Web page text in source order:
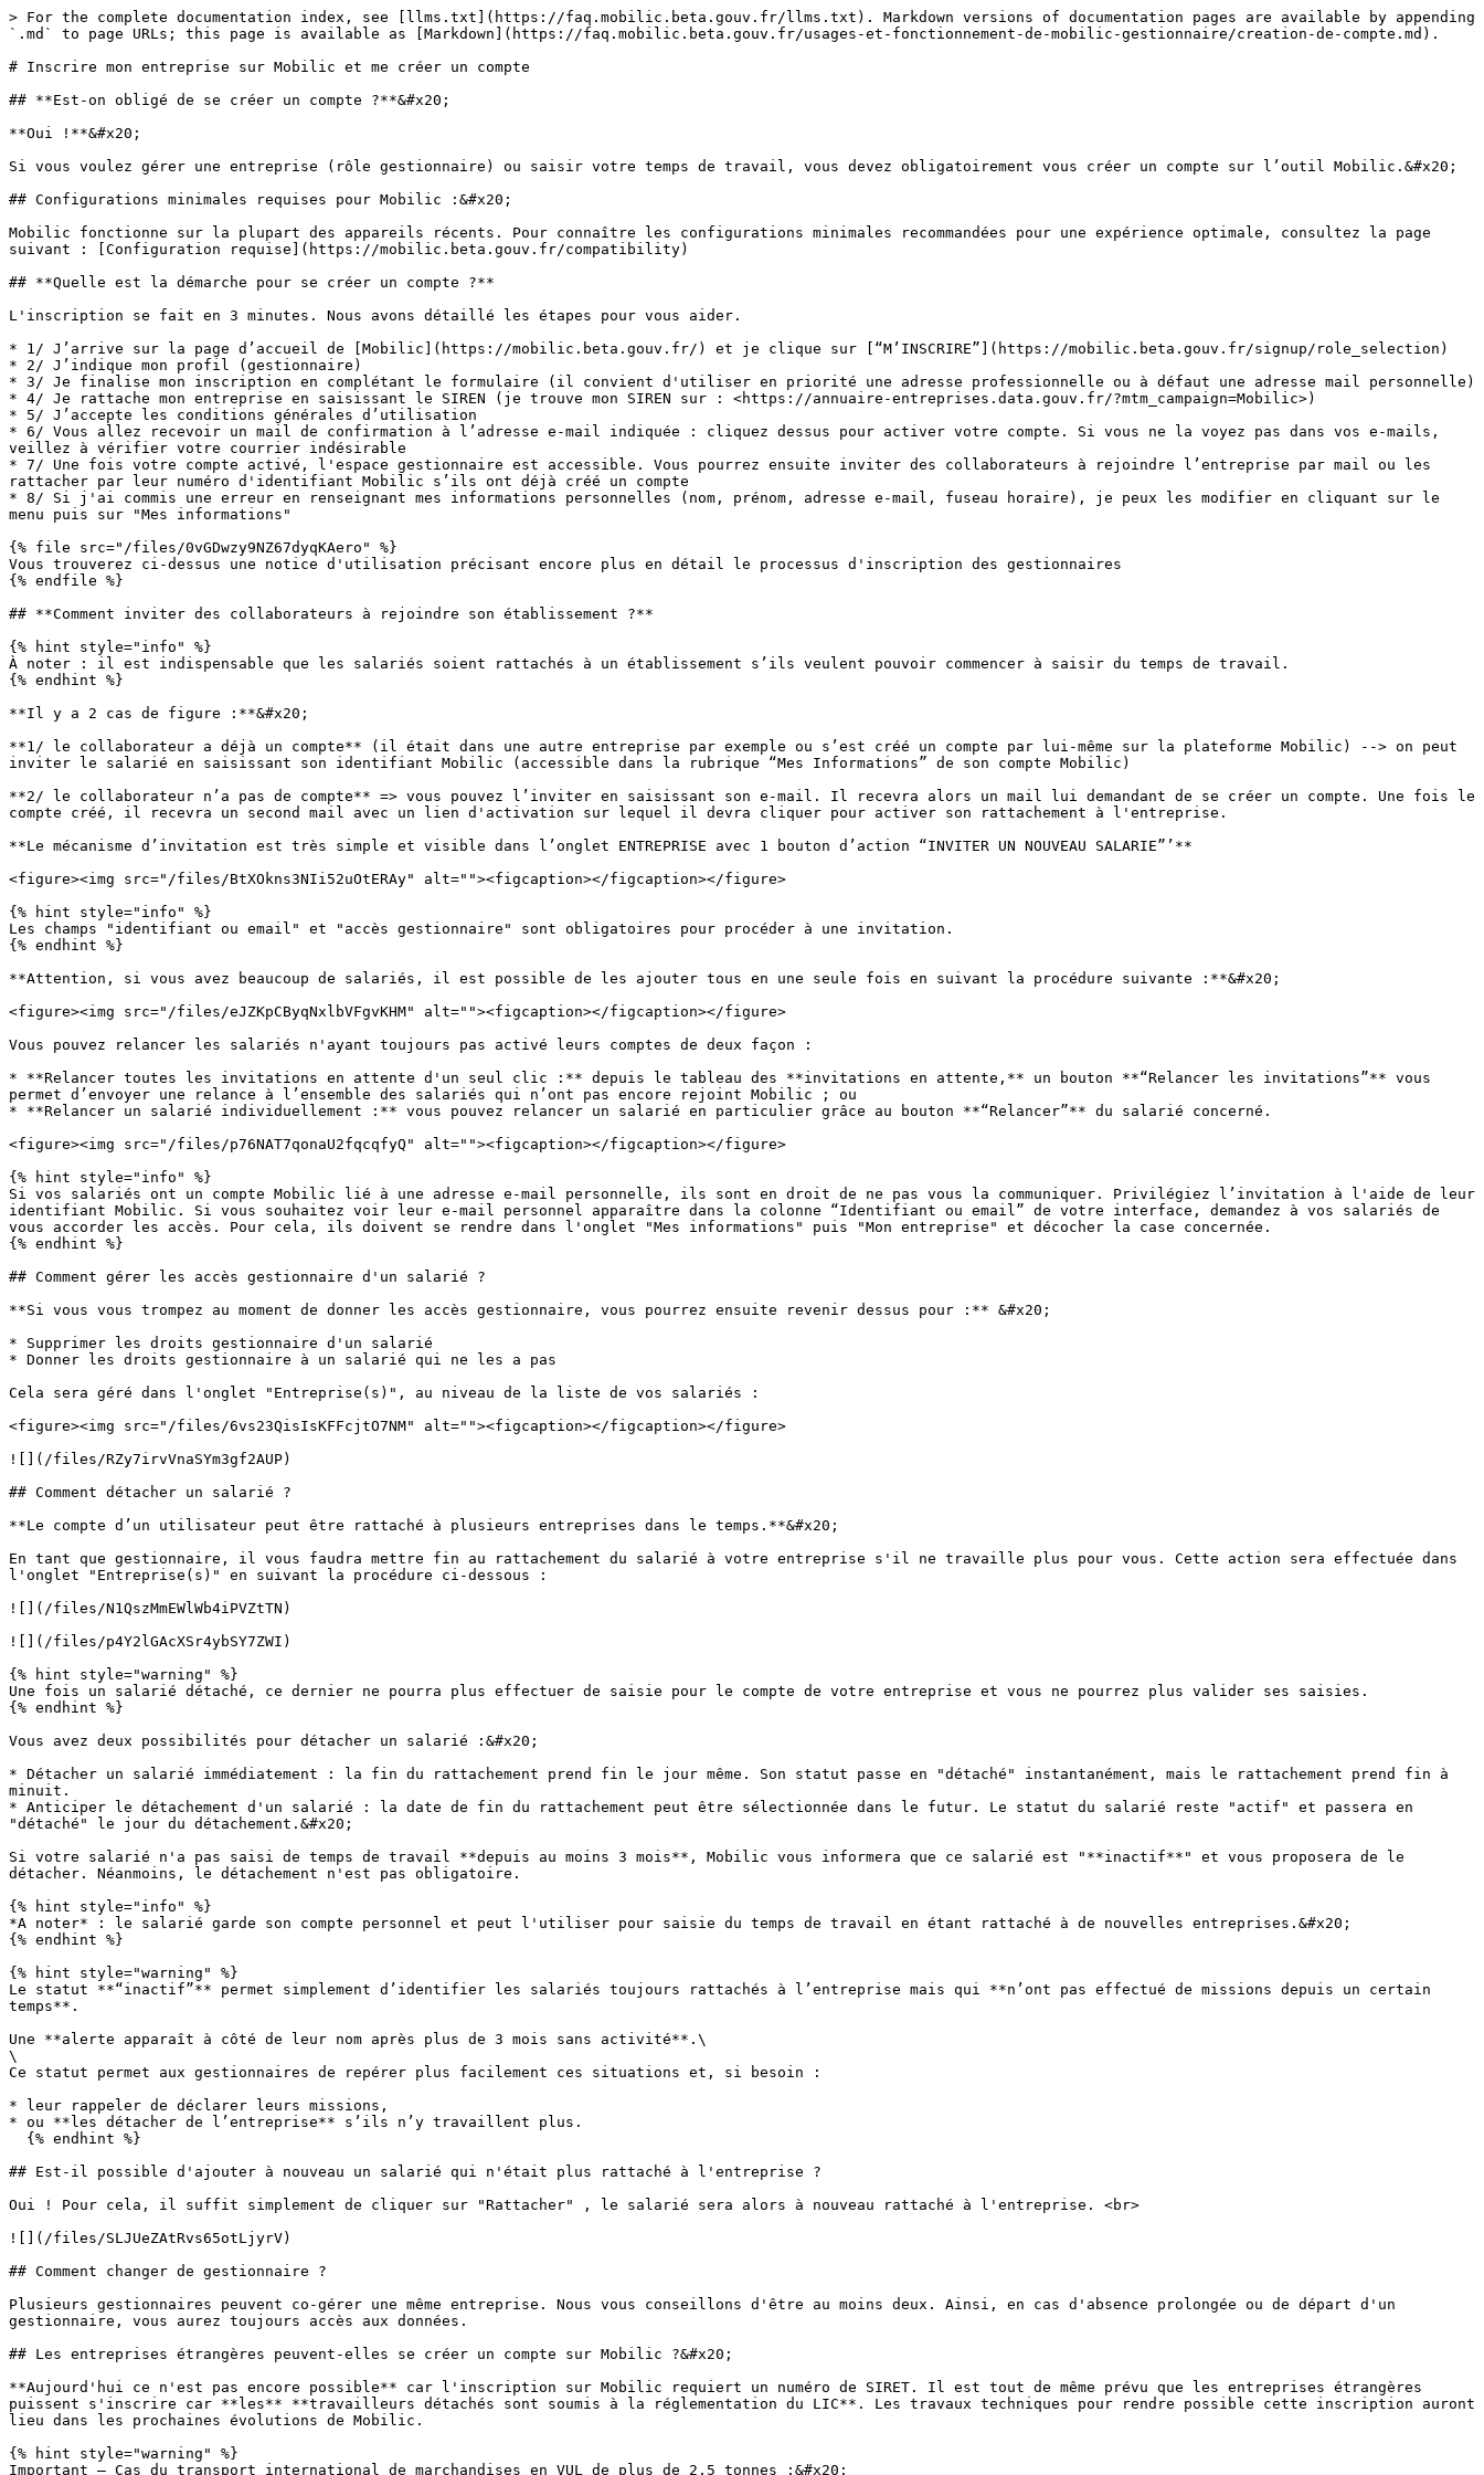
> For the complete documentation index, see [llms.txt](https://faq.mobilic.beta.gouv.fr/llms.txt). Markdown versions of documentation pages are available by appending
`.md` to page URLs; this page is available as [Markdown](https://faq.mobilic.beta.gouv.fr/usages-et-fonctionnement-de-mobilic-gestionnaire/creation-de-compte.md).
# Inscrire mon entreprise sur Mobilic et me créer un compte
## **Est-on obligé de se créer un compte ?**&#x20;
**Oui !**&#x20;
Si vous voulez gérer une entreprise (rôle gestionnaire) ou saisir votre temps de travail, vous devez obligatoirement vous créer un compte sur l’outil Mobilic.&#x20;
## Configurations minimales requises pour Mobilic :&#x20;
Mobilic fonctionne sur la plupart des appareils récents. Pour connaître les configurations minimales recommandées pour une expérience optimale, consultez la page
suivant : [Configuration requise](https://mobilic.beta.gouv.fr/compatibility)
## **Quelle est la démarche pour se créer un compte ?**
L'inscription se fait en 3 minutes. Nous avons détaillé les étapes pour vous aider.
* 1/ J’arrive sur la page d’accueil de [Mobilic](https://mobilic.beta.gouv.fr/) et je clique sur [“M’INSCRIRE”](https://mobilic.beta.gouv.fr/signup/role_selection)
* 2/ J’indique mon profil (gestionnaire)
* 3/ Je finalise mon inscription en complétant le formulaire (il convient d'utiliser en priorité une adresse professionnelle ou à défaut une adresse mail personnelle)
* 4/ Je rattache mon entreprise en saisissant le SIREN (je trouve mon SIREN sur : <https://annuaire-entreprises.data.gouv.fr/?mtm_campaign=Mobilic>)
* 5/ J’accepte les conditions générales d’utilisation
* 6/ Vous allez recevoir un mail de confirmation à l’adresse e-mail indiquée : cliquez dessus pour activer votre compte. Si vous ne la voyez pas dans vos e-mails,
veillez à vérifier votre courrier indésirable
* 7/ Une fois votre compte activé, l'espace gestionnaire est accessible. Vous pourrez ensuite inviter des collaborateurs à rejoindre l’entreprise par mail ou les
rattacher par leur numéro d'identifiant Mobilic s’ils ont déjà créé un compte
* 8/ Si j'ai commis une erreur en renseignant mes informations personnelles (nom, prénom, adresse e-mail, fuseau horaire), je peux les modifier en cliquant sur le
menu puis sur "Mes informations"
{% file src="/files/0vGDwzy9NZ67dyqKAero" %}
Vous trouverez ci-dessus une notice d'utilisation précisant encore plus en détail le processus d'inscription des gestionnaires
{% endfile %}
## **Comment inviter des collaborateurs à rejoindre son établissement ?**
{% hint style="info" %}
À noter : il est indispensable que les salariés soient rattachés à un établissement s’ils veulent pouvoir commencer à saisir du temps de travail.
{% endhint %}
**Il y a 2 cas de figure :**&#x20;
**1/ le collaborateur a déjà un compte** (il était dans une autre entreprise par exemple ou s’est créé un compte par lui-même sur la plateforme Mobilic) --> on peut
inviter le salarié en saisissant son identifiant Mobilic (accessible dans la rubrique “Mes Informations” de son compte Mobilic)
**2/ le collaborateur n’a pas de compte** => vous pouvez l’inviter en saisissant son e-mail. Il recevra alors un mail lui demandant de se créer un compte. Une fois le
compte créé, il recevra un second mail avec un lien d'activation sur lequel il devra cliquer pour activer son rattachement à l'entreprise.
**Le mécanisme d’invitation est très simple et visible dans l’onglet ENTREPRISE avec 1 bouton d’action “INVITER UN NOUVEAU SALARIE”’**
<figure><img src="/files/BtXOkns3NIi52uOtERAy" alt=""><figcaption></figcaption></figure>
{% hint style="info" %}
Les champs "identifiant ou email" et "accès gestionnaire" sont obligatoires pour procéder à une invitation.
{% endhint %}
**Attention, si vous avez beaucoup de salariés, il est possible de les ajouter tous en une seule fois en suivant la procédure suivante :**&#x20;
<figure><img src="/files/eJZKpCByqNxlbVFgvKHM" alt=""><figcaption></figcaption></figure>
Vous pouvez relancer les salariés n'ayant toujours pas activé leurs comptes de deux façon :
* **Relancer toutes les invitations en attente d'un seul clic :** depuis le tableau des **invitations en attente,** un bouton **“Relancer les invitations”** vous
permet d’envoyer une relance à l’ensemble des salariés qui n’ont pas encore rejoint Mobilic ; ou
* **Relancer un salarié individuellement :** vous pouvez relancer un salarié en particulier grâce au bouton **“Relancer”** du salarié concerné.
<figure><img src="/files/p76NAT7qonaU2fqcqfyQ" alt=""><figcaption></figcaption></figure>
{% hint style="info" %}
Si vos salariés ont un compte Mobilic lié à une adresse e-mail personnelle, ils sont en droit de ne pas vous la communiquer. Privilégiez l’invitation à l'aide de leur
identifiant Mobilic. Si vous souhaitez voir leur e-mail personnel apparaître dans la colonne “Identifiant ou email” de votre interface, demandez à vos salariés de
vous accorder les accès. Pour cela, ils doivent se rendre dans l'onglet "Mes informations" puis "Mon entreprise" et décocher la case concernée.
{% endhint %}
## Comment gérer les accès gestionnaire d'un salarié ?
**Si vous vous trompez au moment de donner les accès gestionnaire, vous pourrez ensuite revenir dessus pour :** &#x20;
* Supprimer les droits gestionnaire d'un salarié
* Donner les droits gestionnaire à un salarié qui ne les a pas
Cela sera géré dans l'onglet "Entreprise(s)", au niveau de la liste de vos salariés :
<figure><img src="/files/6vs23QisIsKFFcjtO7NM" alt=""><figcaption></figcaption></figure>
![](/files/RZy7irvVnaSYm3gf2AUP)
## Comment détacher un salarié ?
**Le compte d’un utilisateur peut être rattaché à plusieurs entreprises dans le temps.**&#x20;
En tant que gestionnaire, il vous faudra mettre fin au rattachement du salarié à votre entreprise s'il ne travaille plus pour vous. Cette action sera effectuée dans
l'onglet "Entreprise(s)" en suivant la procédure ci-dessous :
![](/files/N1QszMmEWlWb4iPVZtTN)
![](/files/p4Y2lGAcXSr4ybSY7ZWI)
{% hint style="warning" %}
Une fois un salarié détaché, ce dernier ne pourra plus effectuer de saisie pour le compte de votre entreprise et vous ne pourrez plus valider ses saisies.
{% endhint %}
Vous avez deux possibilités pour détacher un salarié :&#x20;
* Détacher un salarié immédiatement : la fin du rattachement prend fin le jour même. Son statut passe en "détaché" instantanément, mais le rattachement prend fin à
minuit.
* Anticiper le détachement d'un salarié : la date de fin du rattachement peut être sélectionnée dans le futur. Le statut du salarié reste "actif" et passera en
"détaché" le jour du détachement.&#x20;
Si votre salarié n'a pas saisi de temps de travail **depuis au moins 3 mois**, Mobilic vous informera que ce salarié est "**inactif**" et vous proposera de le
détacher. Néanmoins, le détachement n'est pas obligatoire.
{% hint style="info" %}
*A noter* : le salarié garde son compte personnel et peut l'utiliser pour saisie du temps de travail en étant rattaché à de nouvelles entreprises.&#x20;
{% endhint %}
{% hint style="warning" %}
Le statut **“inactif”** permet simplement d’identifier les salariés toujours rattachés à l’entreprise mais qui **n’ont pas effectué de missions depuis un certain
temps**.
Une **alerte apparaît à côté de leur nom après plus de 3 mois sans activité**.\
\
Ce statut permet aux gestionnaires de repérer plus facilement ces situations et, si besoin :
* leur rappeler de déclarer leurs missions,
* ou **les détacher de l’entreprise** s’ils n’y travaillent plus.
## Est-il possible d'ajouter à nouveau un salarié qui n'était plus rattaché à l'entreprise ?
Oui ! Pour cela, il suffit simplement de cliquer sur "Rattacher" , le salarié sera alors à nouveau rattaché à l'entreprise. <br>
![](/files/SLJUeZAtRvs65otLjyrV)
## Comment changer de gestionnaire ?
Plusieurs gestionnaires peuvent co-gérer une même entreprise. Nous vous conseillons d'être au moins deux. Ainsi, en cas d'absence prolongée ou de départ d'un
gestionnaire, vous aurez toujours accès aux données.
## Les entreprises étrangères peuvent-elles se créer un compte sur Mobilic ?&#x20;
**Aujourd'hui ce n'est pas encore possible** car l'inscription sur Mobilic requiert un numéro de SIRET. Il est tout de même prévu que les entreprises étrangères
puissent s'inscrire car **les** **travailleurs détachés sont soumis à la réglementation du LIC**. Les travaux techniques pour rendre possible cette inscription auront
lieu dans les prochaines évolutions de Mobilic.
{% hint style="warning" %}
Important – Cas du transport international de marchandises en VUL de plus de 2,5 tonnes :&#x20;